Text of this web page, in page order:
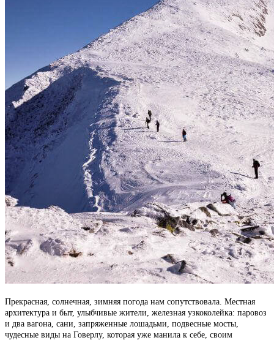
Прекрасная, солнечная, зимняя погода нам сопутствовала. Местная
архитектура и быт, улыбчивые жители, железная узкоколейка: паровоз
и два вагона, сани, запряженные лошадьми, подвесные мосты,
чудесные виды на Говерлу, которая уже манила к себе, своим